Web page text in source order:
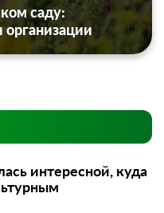
саду:
интересной, куда